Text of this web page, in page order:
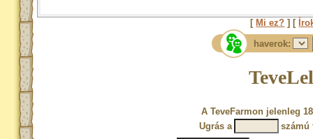
[ Mi ez? ] [
haverok:
A TeveFarmon jelenleg
Ugrás a
számú